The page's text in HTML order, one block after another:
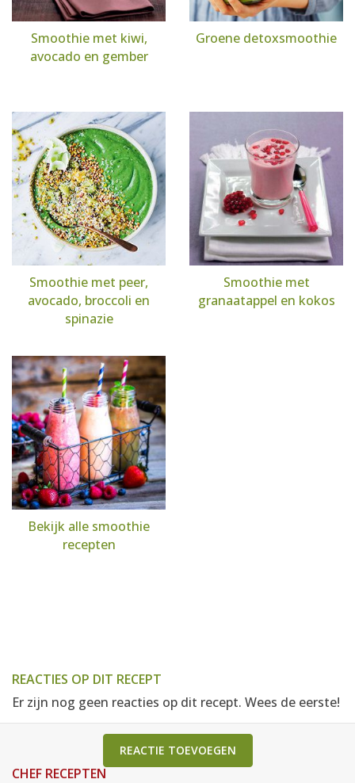
Smoothie met kiwi,
avocado en gember
Groene detoxsmoothie
Smoothie met peer,
avocado, broccoli en
spinazie
Smoothie met
granaatappel en kokos
Bekijk alle smoothie
recepten
REACTIES OP DIT RECEPT
Er zijn nog geen reacties op dit recept. Wees de eerste!
REACTIE TOEVOEGEN
CHEF RECEPTEN